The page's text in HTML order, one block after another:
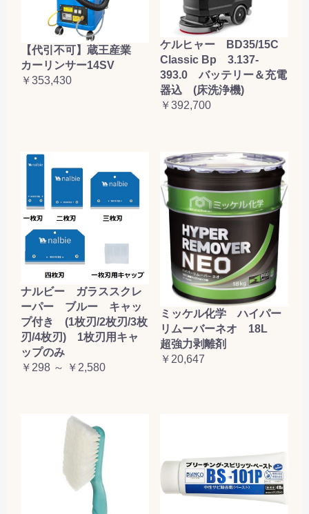
【代引不可】蔵王産業
カーリンサー14SV
￥353,430
ケルヒャー BD35/15C
Classic Bp 3.137-
393.0 バッテリー＆充電
器込 (床洗浄機)
￥392,700
ナルビー ガラススクレ
ーパー ブルー キャッ
プ付き (1枚刃/2枚刃/3枚
刃/4枚刃) 1枚刃用キャ
ップのみ
￥298 ～ ￥2,580
ミッケル化学 ハイパー
リムーバーネオ 18L
超強力剥離剤
￥20,647